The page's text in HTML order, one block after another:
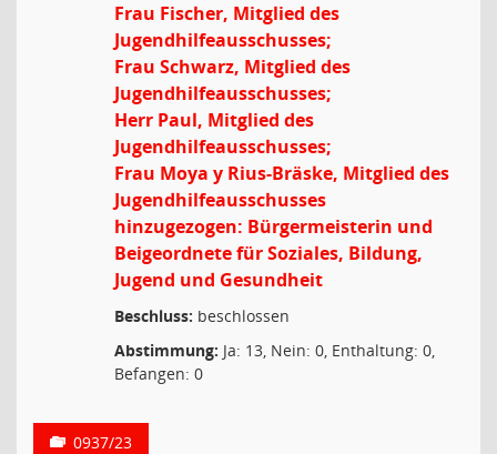
Frau Fischer, Mitglied des
Jugendhilfeausschusses;
Frau Schwarz, Mitglied des
Jugendhilfeausschusses;
Herr Paul, Mitglied des
Jugendhilfeausschusses;
Frau Moya y Rius-Bräske, Mitglied des
Jugendhilfeausschusses
hinzugezogen: Bürgermeisterin und
Beigeordnete für Soziales, Bildung,
Jugend und Gesundheit
Beschluss: beschlossen
Abstimmung: Ja: 13, Nein: 0, Enthaltung: 0,
Befangen: 0
0937/23